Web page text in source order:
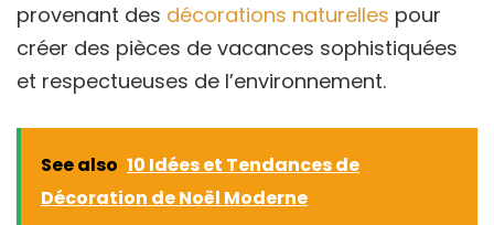
provenant des décorations naturelles pour
créer des pièces de vacances sophistiquées
et respectueuses de l’environnement.
See also 10 Idées et Tendances de
Décoration de Noël Moderne